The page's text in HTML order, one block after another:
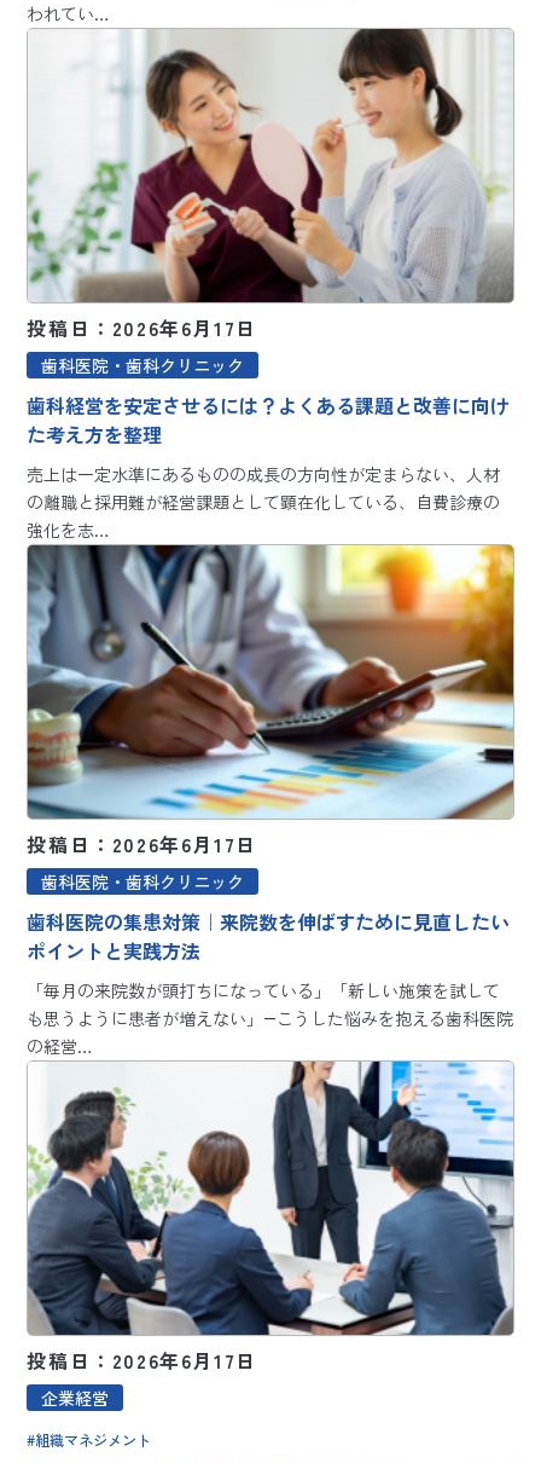
われてい…
投稿日：2026年6月17日
歯科医院・歯科クリニック
歯科経営を安定させるには？よくある課題と改善に向け
た考え方を整理
売上は一定水準にあるものの成長の方向性が定まらない、人材
の離職と採用難が経営課題として顕在化している、自費診療の
強化を志…
投稿日：2026年6月17日
歯科医院・歯科クリニック
歯科医院の集患対策｜来院数を伸ばすために見直したい
ポイントと実践方法
「毎月の来院数が頭打ちになっている」「新しい施策を試して
も思うように患者が増えない」―こうした悩みを抱える歯科医院
の経営…
投稿日：2026年6月17日
企業経営
組織マネジメント